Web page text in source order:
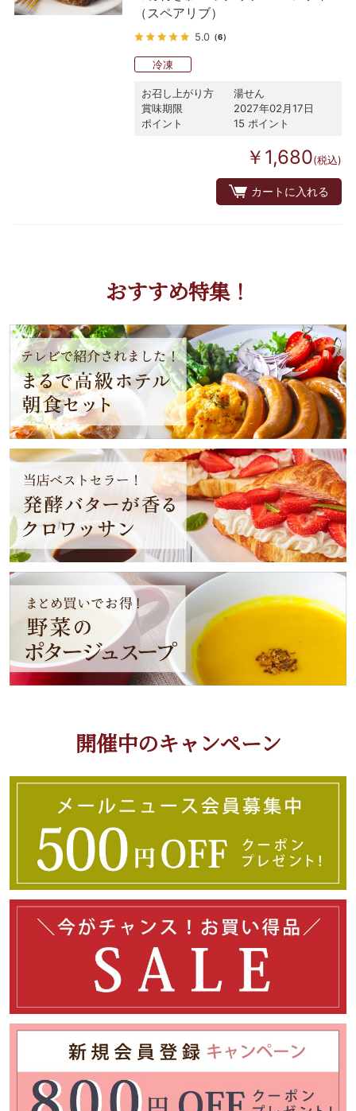
（スペアリブ）
5.0 （6）
冷凍
お召し上がり方
湯せん
賞味期限
2027年02月17日
ポイント
15 ポイント
￥1,680(税込)
カートに入れる
おすすめ特集！
開催中のキャンペーン